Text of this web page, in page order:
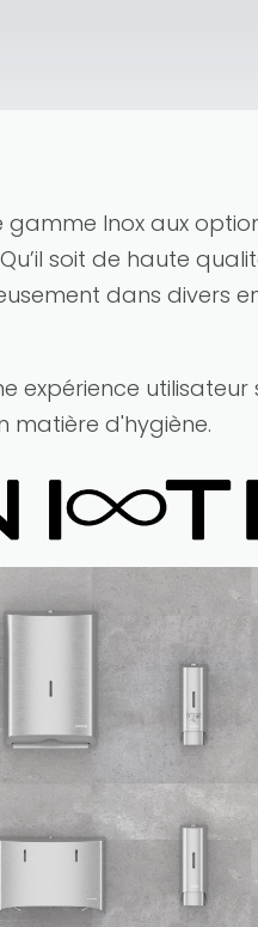
gamme Inox aux
soit de haute
dans divers
expérience
matière d'hygiène.